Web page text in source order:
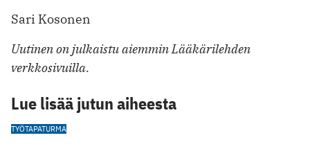
Sari Kosonen
Uutinen on julkaistu aiemmin Lääkärilehden
verkkosivuilla.
Lue lisää jutun aiheesta
TYÖTAPATURMA